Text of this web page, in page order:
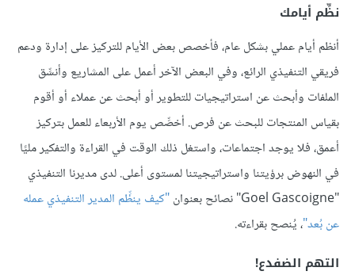
نظِّم أيامك
أنظم أيام عملي بشكل عام، فأخصص بعض الأيام للتركيز على إدارة ودعم
فريقي التنفيذي الرائع، وفي البعض الآخر أعمل على المشاريع وأنسِّق
الملفات وأبحث عن استراتيجيات للتطوير أو أبحث عن عملاء أو أقوم
بقياس المنتجات للبحث عن فرص. أخصِّص يوم الأربعاء للعمل بتركيز
أعمق، فلا يوجد اجتماعات، واستغل ذلك الوقت في القراءة والتفكير مليًا
في النهوض برؤيتنا واستراتيجيتنا لمستوى أعلى. لدى مديرنا التنفيذي
"Goel Gascoigne" نصائح بعنوان
"كيف ينظِّم المدير التنفيذي عمله
عن بُعد"، يُنصح بقراءته.
التهم الضفدع!